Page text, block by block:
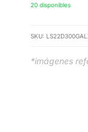
20 disponibles
SKU:
*imágenes